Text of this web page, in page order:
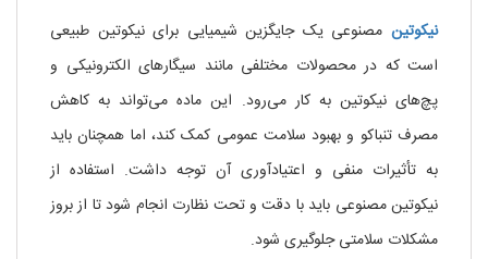
نیکوتین مصنوعی یک جایگزین شیمیایی برای نیکوتین طبیعی
است که در محصولات مختلفی مانند سیگارهای الکترونیکی و
پچ‌های نیکوتین به کار می‌رود. این ماده می‌تواند به کاهش
مصرف تنباکو و بهبود سلامت عمومی کمک کند، اما همچنان باید
به تأثیرات منفی و اعتیادآوری آن توجه داشت. استفاده از
نیکوتین مصنوعی باید با دقت و تحت نظارت انجام شود تا از بروز
مشکلات سلامتی جلوگیری شود.